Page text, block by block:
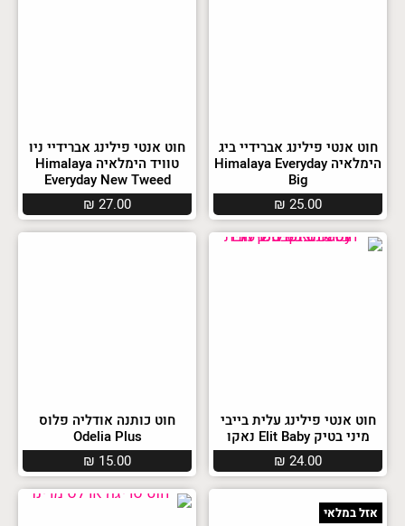
חוט אנטי פילינג אברידיי ביג
הימלאיה Himalaya Everyday
Big
₪ 25.00
חוט אנטי פילינג אברידיי ניו
טוויד הימלאיה Himalaya
Everyday New Tweed
₪ 27.00
חוט אנטי פילינג עלית בייבי
מיני בטיק Elit Baby נאקו
₪ 24.00
חוט כותנה אודליה פלוס
Odelia Plus
₪ 15.00
אזל במלאי